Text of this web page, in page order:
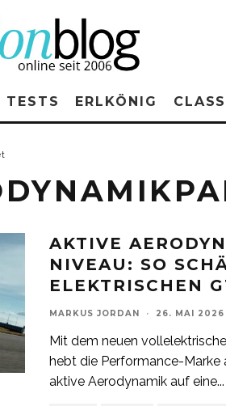
TESTS ERLKÖNIG
AKTIVE
NIVEAU: SO
ELEKTRISCHEN
MARKUS JORDAN · 26. MAI 2026
Mit dem neuen
hebt die Performance-
aktive Aerodynamik auf eine...